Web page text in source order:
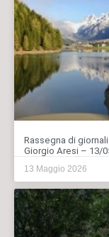
Rassegna di
Giorgio Aresi – 13/
13 Maggio 2026